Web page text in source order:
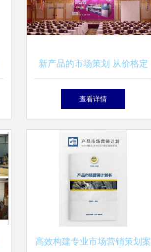
新产品的市场策划 从价格定
位、厂家合作到视觉营销的完
查看详情
高效构建专业市场营销策划案